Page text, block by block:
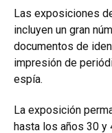
Las exposiciones
incluyen un gran
documentos de
impresión de
espía.
La exposición
hasta los años 30 y